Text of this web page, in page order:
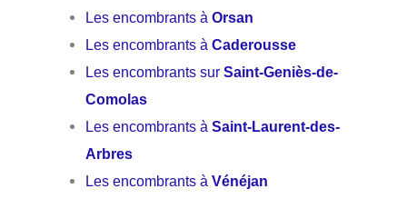
Les encombrants àOrsan
Les encombrants àCaderousse
Les encombrants surSaint-Geniès-de-
Comolas
Les encombrants àSaint-Laurent-des-
Arbres
Les encombrants àVénéjan